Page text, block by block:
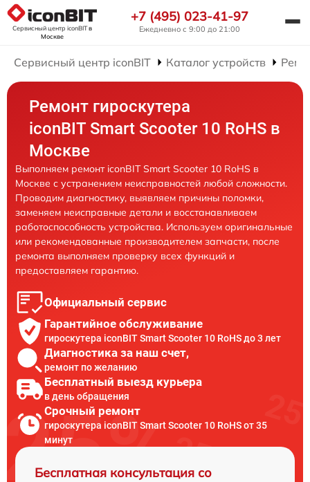
Сервисный центр iconBITв
Москве
+7 (495) 023-41-97
Ежедневно с 9:00 до 21:00
Сервисный центр iconBIT Каталог устройств
Ремонт гироскутера
iconBIT Smart Scooter 10 RoHS в
Москве
Выполняем ремонт iconBIT Smart Scooter 10 RoHS в
Москве с устранением неисправностей любой сложности.
Проводим диагностику, выявляем причины поломки,
заменяем неисправные детали и восстанавливаем
работоспособность устройства. Используем оригинальные
или рекомендованные производителем запчасти, после
ремонта выполняем проверку всех функций и
предоставляем гарантию.
Официальный сервис
Гарантийное обслуживание
гироскутера iconBIT Smart Scooter 10 RoHS до 3 лет
Диагностика за наш счет,
ремонт по желанию
Бесплатный выезд курьера
в день обращения
Срочный ремонт
гироскутера iconBIT Smart Scooter 10 RoHS от 35
минут
Бесплатная консультация со